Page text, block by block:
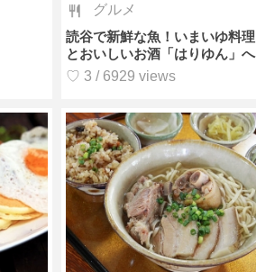
グルメ
読谷で新鮮な魚！いまいゆ料理
とおいしいお酒「はりゆん」へ
♡ 3 / 6929 views